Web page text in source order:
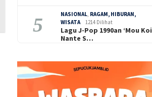
5 NASIONAL RAGAM, HIBURAN,
WISATA
1214 Dilihat
Lagu J-Pop 1990an ‘Mou Koi
Nante S…